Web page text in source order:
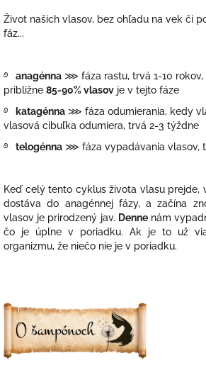
Život našich vlasov, bez ohľadu na vek či
fáz...
࿔ anagénna ⋙ fáza rastu, trvá 1-10 rokov,
približne 85-90% vlasov je v tejto fáze
࿔
katagénna ⋙ fáza odumierania, kedy
vlasová cibuľka odumiera, trvá 2-3 týždne
࿔
telogénna ⋙ fáza vypadávania vlasov,
Keď celý tento cyklus života vlasu prejde,
dostáva do anagénnej fázy, a začína
vlasov je prirodzený jav. Denne nám
čo je úplne v poriadku. Ak je to už
organizmu, že niečo nie je v poriadku.